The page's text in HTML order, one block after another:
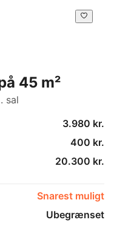
45 m²
sal
3.980 kr.
400 kr.
20.300 kr.
Snarest muligt
Ubegrænset